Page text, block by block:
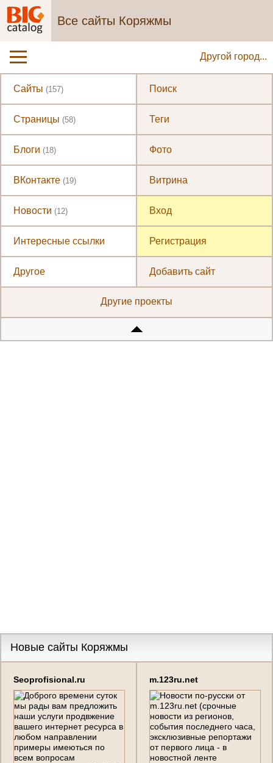
Все сайты Коряжмы
Другой город...
Сайты (157)
Страницы (58)
Блоги (18)
ВКонтакте (19)
Новости (12)
Интересные ссылки
Другое
Поиск
Теги
Фото
Витрина
Вход
Регистрация
Добавить сайт
Другие проекты
Новые сайты Коряжмы
Seoprofisional.ru m.123ru.net